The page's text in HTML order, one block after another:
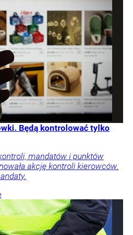
Będą kontrolować tylko
mandatów i punktów
akcję kontroli kierowców.